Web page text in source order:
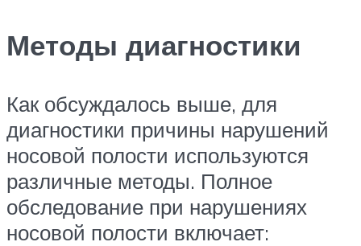
Методы диагностики
Как обсуждалось выше, для
диагностики причины нарушений
носовой полости используются
различные методы. Полное
обследование при нарушениях
носовой полости включает: